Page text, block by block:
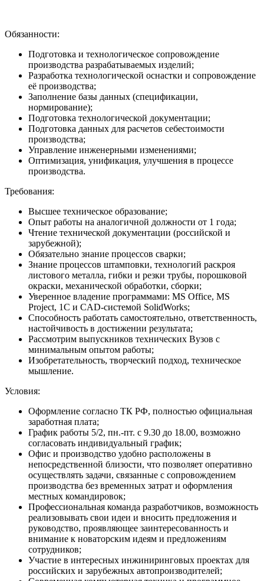
Обязанности:
Подготовка и технологическое сопровождение
производства разрабатываемых изделий;
Разработка технологической оснастки и сопровождение
её производства;
Заполнение базы данных (спецификации,
нормирование);
Подготовка технологической документации;
Подготовка данных для расчетов себестоимости
производства;
Управление инженерными изменениями;
Оптимизация, унификация, улучшения в процессе
производства.
Требования:
Высшее техническое образование;
Опыт работы на аналогичной должности от 1 года;
Чтение технической документации (российской и
зарубежной);
Обязательно знание процессов сварки;
Знание процессов штамповки, технологий раскроя
листового металла, гибки и резки трубы, порошковой
окраски, механической обработки, сборки;
Уверенное владение программами: MS Office, MS
Project, 1C и CAD-системой SolidWorks;
Способность работать самостоятельно, ответственность,
настойчивость в достижении результата;
Рассмотрим выпускников технических Вузов с
минимальным опытом работы;
Изобретательность, творческий подход, техническое
мышление.
Условия:
Оформление согласно ТК РФ, полностью официальная
заработная плата;
График работы 5/2, пн.-пт. с 9.30 до 18.00, возможно
согласовать индивидуальный график;
Офис и производство удобно расположены в
непосредственной близости, что позволяет оперативно
осуществлять задачи, связанные с сопровождением
производства без временных затрат и оформления
местных командировок;
Профессиональная команда разработчиков, возможность
реализовывать свои идеи и вносить предложения и
руководство, проявляющее заинтересованность и
внимание к новаторским идеям и предложениям
сотрудников;
Участие в интересных инжиниринговых проектах для
российских и зарубежных автопроизводителей;